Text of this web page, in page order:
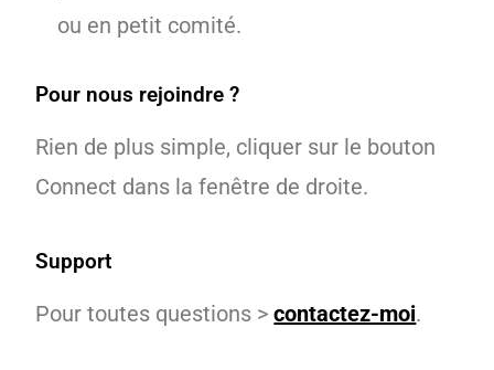
ou en petit comité.
Pour nous rejoindre ?
Rien de plus simple, cliquer sur le bouton
Connect dans la fenêtre de droite.
Support
Pour toutes questions >contactez-moi.